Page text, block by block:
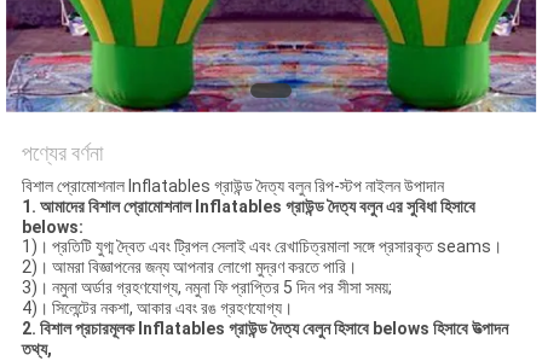
পণ্যের বর্ণনা
বিশাল প্রোমোশনাল Inflatables গ্রাউন্ড দৈত্য বলুন রিপ-স্টপ নাইলন উপাদান
1. আমাদের বিশাল প্রোমোশনাল Inflatables গ্রাউন্ড দৈত্য বলুন এর সুবিধা হিসাবে
belows:
1)। প্রতিটি যুগ্ম দ্বৈত এবং ট্রিপল সেলাই এবং রেখাচিত্রমালা সঙ্গে প্রসারকৃত seams।
2)। আমরা বিজ্ঞাপনের জন্য আপনার লোগো মুদ্রণ করতে পারি।
3)। নমুনা অর্ডার গ্রহণযোগ্য, নমুনা ফি প্রাপ্তির 5 দিন পর সীসা সময়;
4)। সিলেন্টের নকশা, আকার এবং রঙ গ্রহণযোগ্য।
2. বিশাল প্রচারমূলক Inflatables গ্রাউন্ড দৈত্য বেলুন হিসাবে belows হিসাবে উত্পাদন
তথ্য,